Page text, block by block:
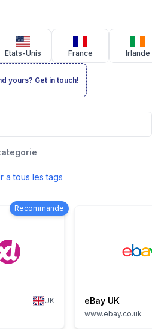
Etats-Unis France Irlande
yours? Get in touch!
a tous les tags
Recommande
UK
eBay UK
www.ebay.co.uk